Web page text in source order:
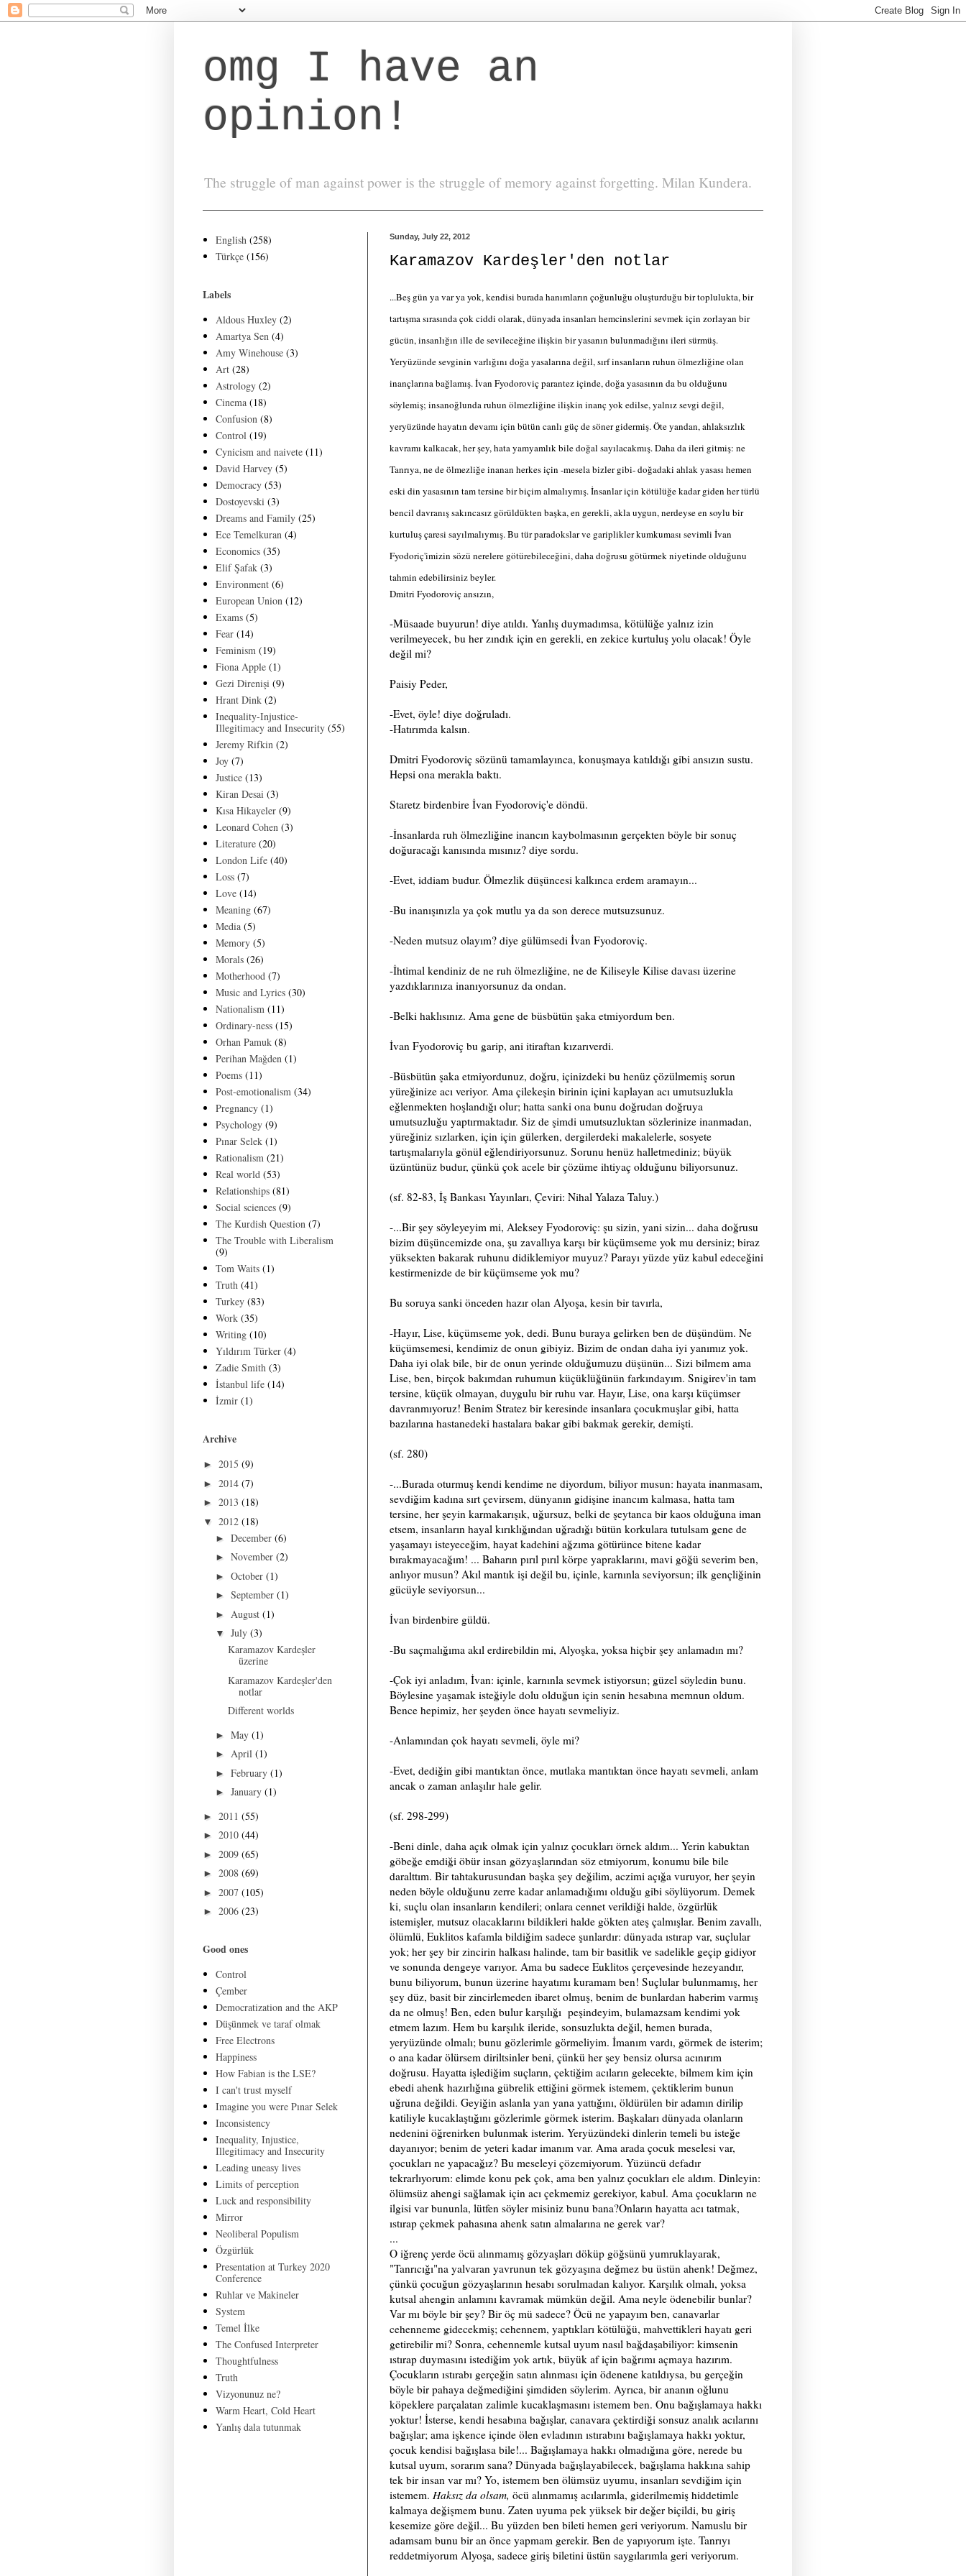
omg I have an
opinion!
The struggle of man against power is the struggle of memory against forgetting. Milan Kundera.
Sunday, July 22, 2012
Karamazov Kardeşler'den notlar
...Beş gün ya var ya yok, kendisi burada hanımların çoğunluğu oluşturduğu bir toplulukta, bir
tartışma sırasında çok ciddi olarak, dünyada insanları hemcinslerini sevmek için zorlayan bir
gücün, insanlığın ille de sevileceğine ilişkin bir yasanın bulunmadığını ileri sürmüş.
Yeryüzünde sevginin varlığını doğa yasalarına değil, sırf insanların ruhun ölmezliğine olan
inançlarına bağlamış. İvan Fyodoroviç parantez içinde, doğa yasasının da bu olduğunu
söylemiş; insanoğlunda ruhun ölmezliğine ilişkin inanç yok edilse, yalnız sevgi değil,
yeryüzünde hayatın devamı için bütün canlı güç de söner gidermiş. Öte yandan, ahlaksızlık
kavramı kalkacak, her şey, hata yamyamlık bile doğal sayılacakmış. Daha da ileri gitmiş: ne
Tanrıya, ne de ölmezliğe inanan herkes için -mesela bizler gibi- doğadaki ahlak yasası hemen
eski din yasasının tam tersine bir biçim almalıymış. İnsanlar için kötülüğe kadar giden her türlü
bencil davranış sakıncasız görüldükten başka, en gerekli, akla uygun, nerdeyse en soylu bir
kurtuluş çaresi sayılmalıymış. Bu tür paradokslar ve gariplikler kumkuması sevimli İvan
Fyodoriç'imizin sözü nerelere götürebileceğini, daha doğrusu götürmek niyetinde olduğunu
tahmin edebilirsiniz beyler.
Dmitri Fyodoroviç ansızın,
-Müsaade buyurun! diye atıldı. Yanlış duymadımsa, kötülüğe yalnız izin
verilmeyecek, bu her zındık için en gerekli, en zekice kurtuluş yolu olacak! Öyle
değil mi?
Paisiy Peder,
-Evet, öyle! diye doğruladı.
-Hatırımda kalsın.
Dmitri Fyodoroviç sözünü tamamlayınca, konuşmaya katıldığı gibi ansızın sustu.
Hepsi ona merakla baktı.
Staretz birdenbire İvan Fyodoroviç'e döndü.
-İnsanlarda ruh ölmezliğine inancın kaybolmasının gerçekten böyle bir sonuç
doğuracağı kanısında mısınız? diye sordu.
-Evet, iddiam budur. Ölmezlik düşüncesi kalkınca erdem aramayın...
-Bu inanışınızla ya çok mutlu ya da son derece mutsuzsunuz.
-Neden mutsuz olayım? diye gülümsedi İvan Fyodoroviç.
-İhtimal kendiniz de ne ruh ölmezliğine, ne de Kiliseyle Kilise davası üzerine
yazdıklarınıza inanıyorsunuz da ondan.
-Belki haklısınız. Ama gene de büsbütün şaka etmiyordum ben.
İvan Fyodoroviç bu garip, ani itiraftan kızarıverdi.
-Büsbütün şaka etmiyordunuz, doğru, içinizdeki bu henüz çözülmemiş sorun
yüreğinize acı veriyor. Ama çilekeşin birinin içini kaplayan acı umutsuzlukla
eğlenmekten hoşlandığı olur; hatta sanki ona bunu doğrudan doğruya
umutsuzluğu yaptırmaktadır. Siz de şimdi umutsuzluktan sözlerinize inanmadan,
yüreğiniz sızlarken, için için gülerken, dergilerdeki makalelerle, sosyete
tartışmalarıyla gönül eğlendiriyorsunuz. Sorunu henüz halletmediniz; büyük
üzüntünüz budur, çünkü çok acele bir çözüme ihtiyaç olduğunu biliyorsunuz.
(sf. 82-83, İş Bankası Yayınları, Çeviri: Nihal Yalaza Taluy.)
-...Bir şey söyleyeyim mi, Aleksey Fyodoroviç: şu sizin, yani sizin... daha doğrusu
bizim düşüncemizde ona, şu zavallıya karşı bir küçümseme yok mu dersiniz; biraz
yüksekten bakarak ruhunu didiklemiyor muyuz? Parayı yüzde yüz kabul edeceğini
kestirmenizde de bir küçümseme yok mu?
Bu soruya sanki önceden hazır olan Alyoşa, kesin bir tavırla,
-Hayır, Lise, küçümseme yok, dedi. Bunu buraya gelirken ben de düşündüm. Ne
küçümsemesi, kendimiz de onun gibiyiz. Bizim de ondan daha iyi yanımız yok.
Daha iyi olak bile, bir de onun yerinde olduğumuzu düşünün... Sizi bilmem ama
Lise, ben, birçok bakımdan ruhumun küçüklüğünün farkındayım. Snigirev'in tam
tersine, küçük olmayan, duygulu bir ruhu var. Hayır, Lise, ona karşı küçümser
davranmıyoruz! Benim Stratez bir keresinde insanlara çocukmuşlar gibi, hatta
bazılarına hastanedeki hastalara bakar gibi bakmak gerekir, demişti.
(sf. 280)
-...Burada oturmuş kendi kendime ne diyordum, biliyor musun: hayata inanmasam,
sevdiğim kadına sırt çevirsem, dünyanın gidişine inancım kalmasa, hatta tam
tersine, her şeyin karmakarışık, uğursuz, belki de şeytanca bir kaos olduğuna iman
etsem, insanların hayal kırıklığından uğradığı bütün korkulara tutulsam gene de
yaşamayı isteyeceğim, hayat kadehini ağzıma götürünce bitene kadar
bırakmayacağım! ... Baharın pırıl pırıl körpe yapraklarını, mavi göğü severim ben,
anlıyor musun? Akıl mantık işi değil bu, içinle, karnınla seviyorsun; ilk gençliğinin
gücüyle seviyorsun...
İvan birdenbire güldü.
-Bu saçmalığıma akıl erdirebildin mi, Alyoşka, yoksa hiçbir şey anlamadın mı?
-Çok iyi anladım, İvan: içinle, karnınla sevmek istiyorsun; güzel söyledin bunu.
Böylesine yaşamak isteğiyle dolu olduğun için senin hesabına memnun oldum.
Bence hepimiz, her şeyden önce hayatı sevmeliyiz.
-Anlamından çok hayatı sevmeli, öyle mi?
-Evet, dediğin gibi mantıktan önce, mutlaka mantıktan önce hayatı sevmeli, anlam
ancak o zaman anlaşılır hale gelir.
(sf. 298-299)
-Beni dinle, daha açık olmak için yalnız çocukları örnek aldım... Yerin kabuktan
göbeğe emdiği öbür insan gözyaşlarından söz etmiyorum, konumu bile bile
daralttım. Bir tahtakurusundan başka şey değilim, aczimi açığa vuruyor, her şeyin
neden böyle olduğunu zerre kadar anlamadığımı olduğu gibi söylüyorum. Demek
ki, suçlu olan insanların kendileri; onlara cennet verildiği halde, özgürlük
istemişler, mutsuz olacaklarını bildikleri halde gökten ateş çalmışlar. Benim zavallı,
ölümlü, Euklitos kafamla bildiğim sadece şunlardır: dünyada ıstırap var, suçlular
yok; her şey bir zincirin halkası halinde, tam bir basitlik ve sadelikle geçip gidiyor
ve sonunda dengeye varıyor. Ama bu sadece Euklitos çerçevesinde hezeyandır,
bunu biliyorum, bunun üzerine hayatımı kuramam ben! Suçlular bulunmamış, her
şey düz, basit bir zincirlemeden ibaret olmuş, benim de bunlardan haberim varmış
da ne olmuş! Ben, eden bulur karşılığı peşindeyim, bulamazsam kendimi yok
etmem lazım. Hem bu karşılık ileride, sonsuzlukta değil, hemen burada,
yeryüzünde olmalı; bunu gözlerimle görmeliyim. İmanım vardı, görmek de isterim;
o ana kadar ölürsem diriltsinler beni, çünkü her şey bensiz olursa acınırım
doğrusu. Hayatta işlediğim suçların, çektiğim acıların gelecekte, bilmem kim için
ebedi ahenk hazırlığına gübrelik ettiğini görmek istemem, çektiklerim bunun
uğruna değildi. Geyiğin aslanla yan yana yattığını, öldürülen bir adamın dirilip
katiliyle kucaklaştığını gözlerimle görmek isterim. Başkaları dünyada olanların
nedenini öğrenirken bulunmak isterim. Yeryüzündeki dinlerin temeli bu isteğe
dayanıyor; benim de yeteri kadar imanım var. Ama arada çocuk meselesi var,
çocukları ne yapacağız? Bu meseleyi çözemiyorum. Yüzüncü defadır
tekrarlıyorum: elimde konu pek çok, ama ben yalnız çocukları ele aldım. Dinleyin:
ölümsüz ahengi sağlamak için acı çekmemiz gerekiyor, kabul. Ama çocukların ne
ilgisi var bununla, lütfen söyler misiniz bunu bana?Onların hayatta acı tatmak,
ıstırap çekmek pahasına ahenk satın almalarına ne gerek var?
...
O iğrenç yerde öcü alınmamış gözyaşları döküp göğsünü yumruklayarak,
"Tanrıcığı"na yalvaran yavrunun tek gözyaşına değmez bu üstün ahenk! Değmez,
çünkü çocuğun gözyaşlarının hesabı sorulmadan kalıyor. Karşılık olmalı, yoksa
kutsal ahengin anlamını kavramak mümkün değil. Ama neyle ödenebilir bunlar?
Var mı böyle bir şey? Bir öç mü sadece? Öcü ne yapayım ben, canavarlar
cehenneme gidecekmiş; cehennem, yaptıkları kötülüğü, mahvettikleri hayatı geri
getirebilir mi? Sonra, cehennemle kutsal uyum nasıl bağdaşabiliyor: kimsenin
ıstırap duymasını istediğim yok artık, büyük af için bağrımı açmaya hazırım.
Çocukların ıstırabı gerçeğin satın alınması için ödenene katıldıysa, bu gerçeğin
böyle bir pahaya değmediğini şimdiden söylerim. Ayrıca, bir ananın oğlunu
köpeklere parçalatan zalimle kucaklaşmasını istemem ben. Onu bağışlamaya hakkı
yoktur! İsterse, kendi hesabına bağışlar, canavara çektirdiği sonsuz analık acılarını
bağışlar; ama işkence içinde ölen evladının ıstırabını bağışlamaya hakkı yoktur,
çocuk kendisi bağışlasa bile!... Bağışlamaya hakkı olmadığına göre, nerede bu
kutsal uyum, sorarım sana? Dünyada bağışlayabilecek, bağışlama hakkına sahip
tek bir insan var mı? Yo, istemem ben ölümsüz uyumu, insanları sevdiğim için
istemem. Haksız da olsam, öcü alınmamış acılarımla, giderilmemiş hiddetimle
kalmaya değişmem bunu. Zaten uyuma pek yüksek bir değer biçildi, bu giriş
kesemize göre değil... Bu yüzden ben bileti hemen geri veriyorum. Namuslu bir
adamsam bunu bir an önce yapmam gerekir. Ben de yapıyorum işte. Tanrıyı
reddetmiyorum Alyoşa, sadece giriş biletini üstün saygılarımla geri veriyorum.
English (258)
Türkçe (156)
Labels
Aldous Huxley (2)
Amartya Sen (4)
Amy Winehouse (3)
Art (28)
Astrology (2)
Cinema (18)
Confusion (8)
Control (19)
Cynicism and naivete (11)
David Harvey (5)
Democracy (53)
Dostoyevski (3)
Dreams and Family (25)
Ece Temelkuran (4)
Economics (35)
Elif Şafak (3)
Environment (6)
European Union (12)
Exams (5)
Fear (14)
Feminism (19)
Fiona Apple (1)
Gezi Direnişi (9)
Hrant Dink (2)
Inequality-Injustice-
Illegitimacy and Insecurity (55)
Jeremy Rifkin (2)
Joy (7)
Justice (13)
Kiran Desai (3)
Kısa Hikayeler (9)
Leonard Cohen (3)
Literature (20)
London Life (40)
Loss (7)
Love (14)
Meaning (67)
Media (5)
Memory (5)
Morals (26)
Motherhood (7)
Music and Lyrics (30)
Nationalism (11)
Ordinary-ness (15)
Orhan Pamuk (8)
Perihan Mağden (1)
Poems (11)
Post-emotionalism (34)
Pregnancy (1)
Psychology (9)
Pınar Selek (1)
Rationalism (21)
Real world (53)
Relationships (81)
Social sciences (9)
The Kurdish Question (7)
The Trouble with Liberalism
(9)
Tom Waits (1)
Truth (41)
Turkey (83)
Work (35)
Writing (10)
Yıldırım Türker (4)
Zadie Smith (3)
İstanbul life (14)
İzmir (1)
Archive
► 2015 (9)
► 2014 (7)
► 2013 (18)
▼ 2012 (18)
► December (6)
► November (2)
► October (1)
► September (1)
► August (1)
▼ July (3)
Karamazov Kardeşler
üzerine
Karamazov Kardeşler'den
notlar
Different worlds
► May (1)
► April (1)
► February (1)
► January (1)
► 2011 (55)
► 2010 (44)
► 2009 (65)
► 2008 (69)
► 2007 (105)
► 2006 (23)
Good ones
Control
Çember
Democratization and the AKP
Düşünmek ve taraf olmak
Free Electrons
Happiness
How Fabian is the LSE?
I can't trust myself
Imagine you were Pınar Selek
Inconsistency
Inequality, Injustice,
Illegitimacy and Insecurity
Leading uneasy lives
Limits of perception
Luck and responsibility
Mirror
Neoliberal Populism
Özgürlük
Presentation at Turkey 2020
Conference
Ruhlar ve Makineler
System
Temel İlke
The Confused Interpreter
Thoughtfulness
Truth
Vizyonunuz ne?
Warm Heart, Cold Heart
Yanlış dala tutunmak